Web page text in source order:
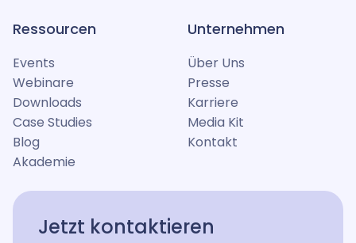
Ressourcen
Events
Webinare
Downloads
Case Studies
Blog
Akademie
Unternehmen
Über Uns
Presse
Karriere
Media Kit
Kontakt
Jetzt kontaktieren